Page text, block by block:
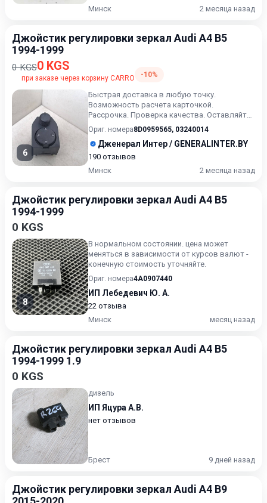
Минск
2 месяца назад
Джойстик регулировки зеркал Audi A4 B5
1994-1999
0 KGS0 KGS
при заказе через корзину CARRO -10%
6
Быстрая доставка в любую точку.
Возможность расчета карточкой.
Рассрочка. Проверка качества. Оставляйте
сообщения ( или выбранный артикул) в...
Ориг. номера8D0959565, 03240014
Дженерал Интер / GENERALINTER.BY
190 отзывов
Минск
2 месяца назад
Джойстик регулировки зеркал Audi A4 B5
1994-1999
0 KGS
8
В нормальном состоянии. цена может
меняться в зависимости от курсов валют -
конечную стоимость уточняйте.
Ориг. номера4A0907440
ИП Лебедевич Ю. А.
22 отзыва
Минск
месяц назад
Джойстик регулировки зеркал Audi A4 B5
1994-1999 1.9
0 KGS
дизель
ИП Яцура А.В.
нет отзывов
Брест 9 дней назад
Джойстик регулировки зеркал Audi A4 B9